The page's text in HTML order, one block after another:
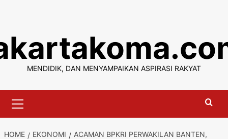
content
MENDIDIK, DAN MENYAMPAIKAN ASPIRASI RAKYAT
Menu
HOME EKONOMI
ACAMAN BPKRI PERWAKILAN BANTEN,